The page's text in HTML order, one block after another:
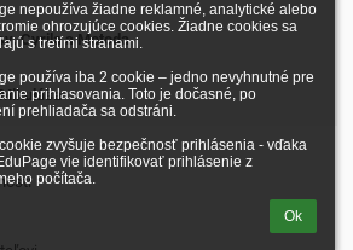
nepoužíva žiadne reklamné, analytické alebo
ohrozujúce cookies. Žiadne cookies sa
s tretími stranami.
používa iba 2 cookie – jedno nevyhnutné pre
prihlasovania. Toto je dočasné, po
prehliadača sa odstráni.
zvyšuje bezpečnosť prihlásenia - vďaka
vie identifikovať prihlásenie z
počítača.
Ok
Cyrila a Metoda